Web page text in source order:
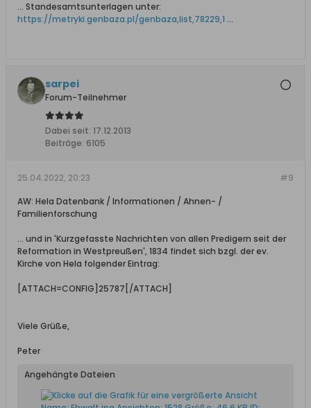
... Standesamtsunterlagen unter:
https://metryki.genbaza.pl/genbaza,list,78229,1 ...
sarpei
Forum-Teilnehmer
Dabei seit: 17.12.2013
Beiträge: 6105
#9
25.04.2022, 20:23
AW: Hela Datenbank / Informationen / Ahnen- /
Familienforschung
... und in 'Kurzgefasste Nachrichten von allen Predigern seit der
Reformation in Westpreußen', 1834 findet sich bzgl. der ev.
Kirche von Hela folgender Eintrag:
[ATTACH=CONFIG]25787[/ATTACH]
Viele Grüße,
Peter
Angehängte Dateien